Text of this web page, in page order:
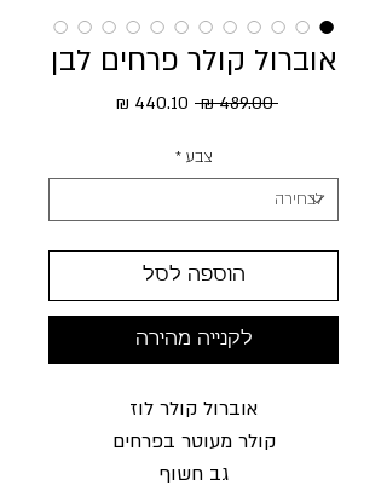
אוברול קולר פרחים לבן
‏489.00 ‏₪ מחיר רגיל
צבע *
הוספה לסל
לקנייה מהירה
אוברול קולר לוז
קולר מעוטר בפרחים
גב חשוף